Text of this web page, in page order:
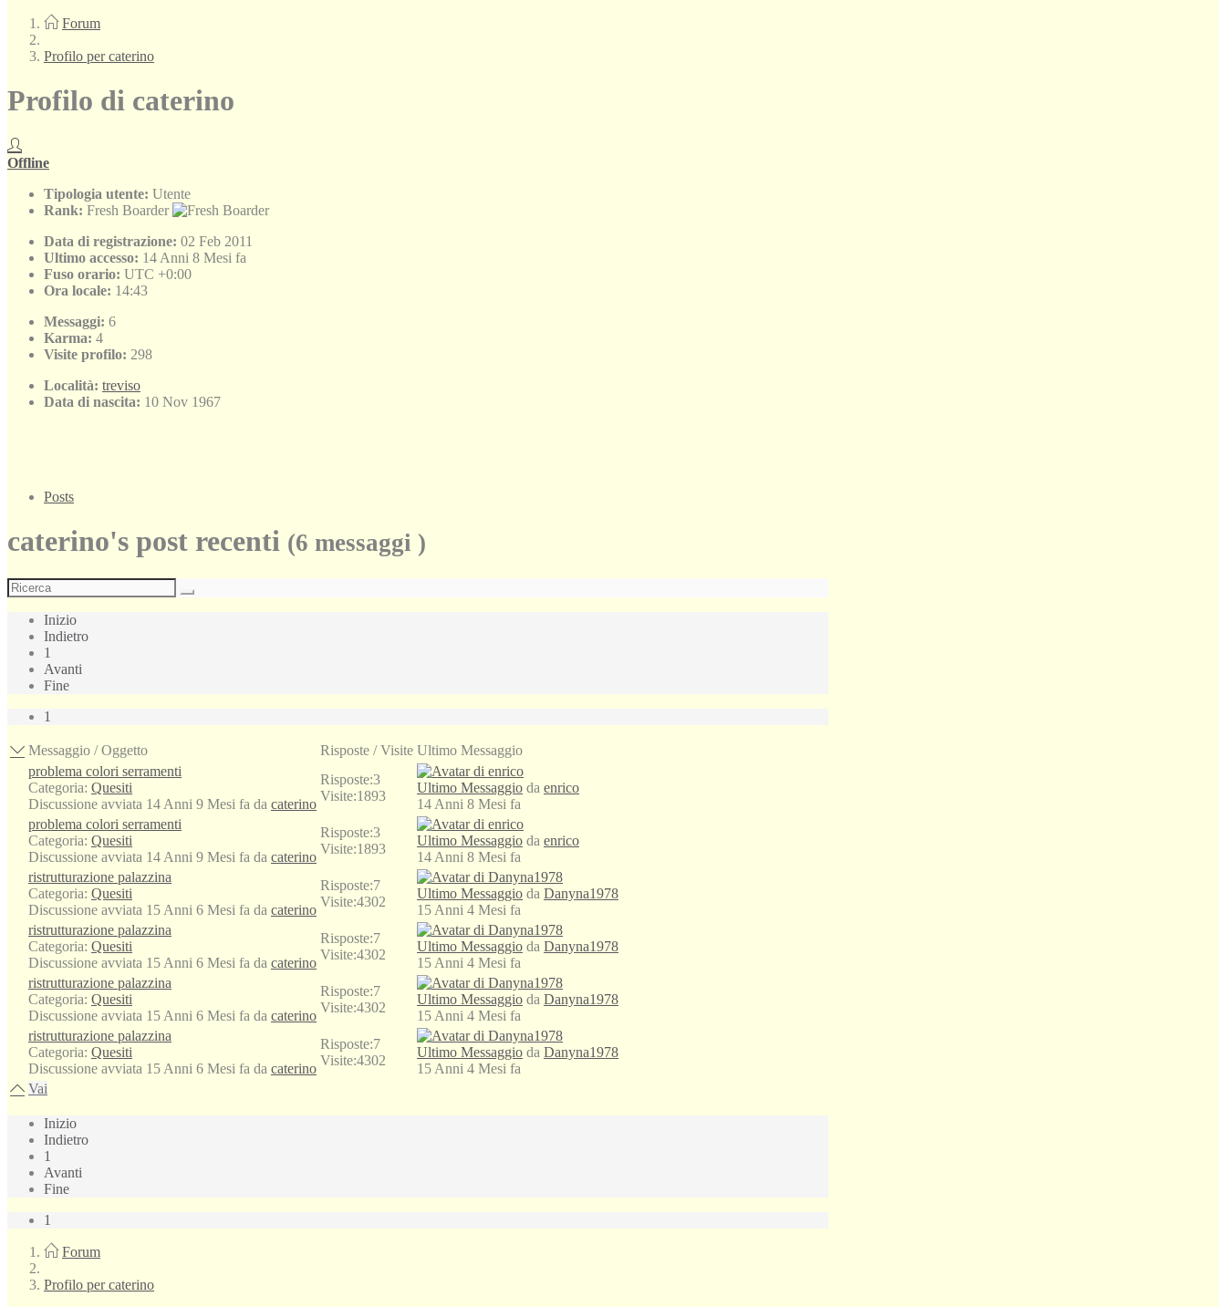
Forum
Profilo per caterino
Profilo di caterino
Offline
Tipologia utente: Utente
Rank: Fresh Boarder
Data di registrazione: 02 Feb 2011
Ultimo accesso: 14 Anni 8 Mesi fa
Fuso orario: UTC +0:00
Ora locale: 14:43
Messaggi: 6
Karma: 4
Visite profilo: 298
Località: treviso
Data di nascita: 10 Nov 1967
Posts
caterino's post recenti (6 messaggi )
Inizio
Indietro
1
Avanti
Fine
1
Messaggio / Oggetto Risposte / Visite Ultimo Messaggio
Vai
problema colori serramenti
Categoria: Quesiti
Discussione avviata 14 Anni 9 Mesi fa da caterino
Risposte:3
Visite:1893
Ultimo Messaggio da enrico
14 Anni 8 Mesi fa
problema colori serramenti
Categoria: Quesiti
Discussione avviata 14 Anni 9 Mesi fa da caterino
Risposte:3
Visite:1893
Ultimo Messaggio da enrico
14 Anni 8 Mesi fa
ristrutturazione palazzina
Categoria: Quesiti
Discussione avviata 15 Anni 6 Mesi fa da caterino
Risposte:7
Visite:4302
Ultimo Messaggio da Danyna1978
15 Anni 4 Mesi fa
ristrutturazione palazzina
Categoria: Quesiti
Discussione avviata 15 Anni 6 Mesi fa da caterino
Risposte:7
Visite:4302
Ultimo Messaggio da Danyna1978
15 Anni 4 Mesi fa
ristrutturazione palazzina
Categoria: Quesiti
Discussione avviata 15 Anni 6 Mesi fa da caterino
Risposte:7
Visite:4302
Ultimo Messaggio da Danyna1978
15 Anni 4 Mesi fa
ristrutturazione palazzina
Categoria: Quesiti
Discussione avviata 15 Anni 6 Mesi fa da caterino
Risposte:7
Visite:4302
Ultimo Messaggio da Danyna1978
15 Anni 4 Mesi fa
Inizio
Indietro
1
Avanti
Fine
1
Forum
Profilo per caterino